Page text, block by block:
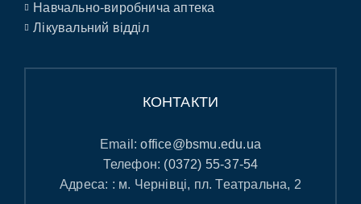
Навчально-виробнича аптека
Лікувальний відділ
КОНТАКТИ
Email:office@bsmu.edu.ua
Телефон: (0372) 55-37-54
Адреса: : м. Чернівці, пл. Театральна, 2